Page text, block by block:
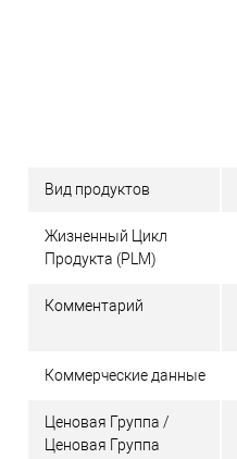
Вид продуктов
Жизненный Цикл
Продукта (PLM)
Комментарий
Коммерческие данные
Ценовая Группа /
Ценовая Группа